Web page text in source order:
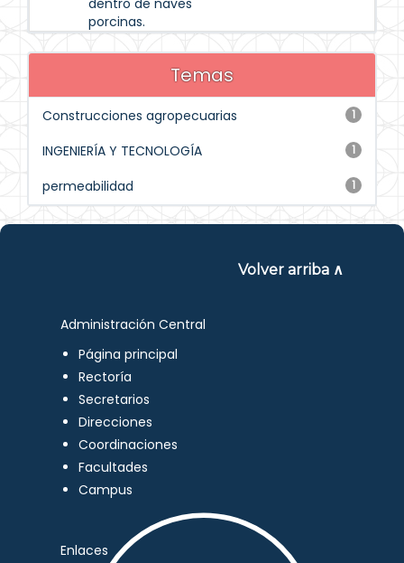
dentro de naves
porcinas.
Temas
1
Construcciones agropecuarias
1
INGENIERÍA Y TECNOLOGÍA
1
permeabilidad
Volver arriba ∧
Administración Central
Página principal
Rectoría
Secretarios
Direcciones
Coordinaciones
Facultades
Campus
Enlaces